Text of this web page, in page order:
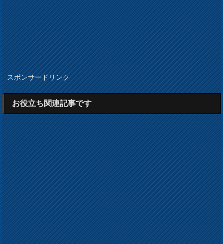
スポンサードリンク
お役立ち関連記事です